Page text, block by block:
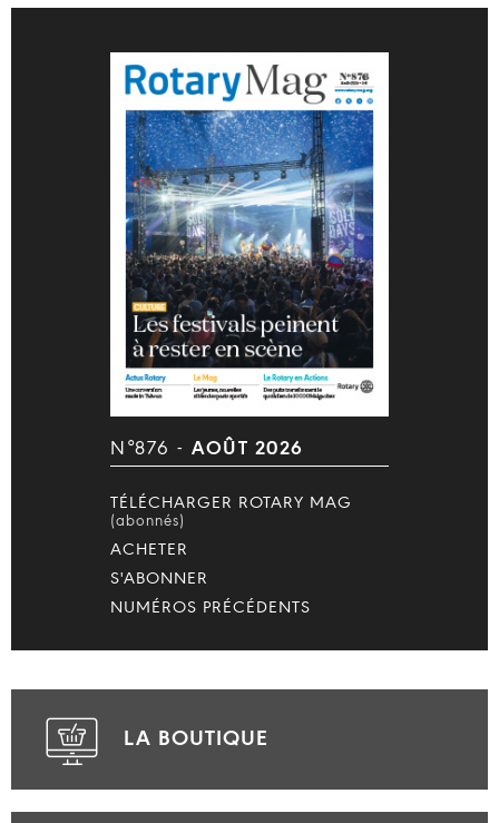
N°876 - AOÛT 2026
TÉLÉCHARGER ROTARY MAG
(abonnés)
ACHETER
S'ABONNER
NUMÉROS PRÉCÉDENTS
LA BOUTIQUE